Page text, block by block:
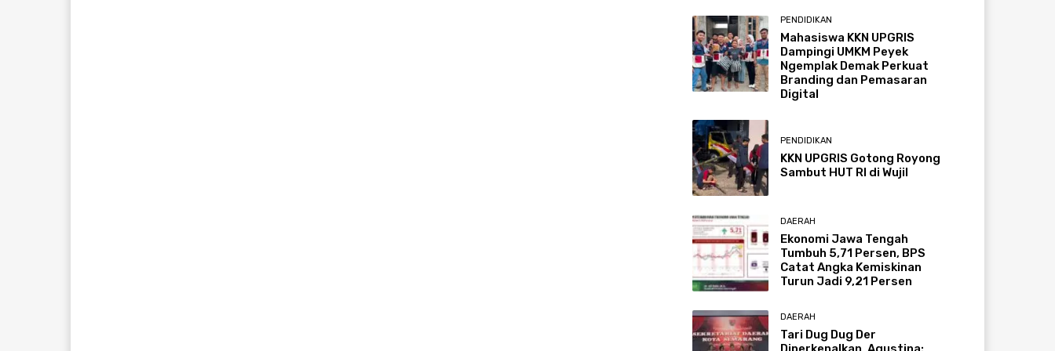
PENDIDIKAN
Mahasiswa KKN UPGRIS
Dampingi UMKM Peyek
Ngemplak Demak Perkuat
Branding dan Pemasaran
Digital
PENDIDIKAN
KKN UPGRIS Gotong Royong
Sambut HUT RI di Wujil
DAERAH
Ekonomi Jawa Tengah
Tumbuh 5,71 Persen, BPS
Catat Angka Kemiskinan
Turun Jadi 9,21 Persen
DAERAH
Tari Dug Dug Der